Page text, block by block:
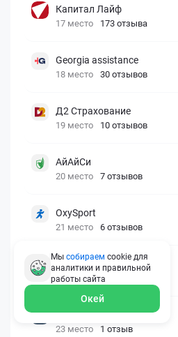
Капитал Лайф
17 место 173 отзыва
Georgia assistance
18 место 30 отзывов
Д2 Страхование
19 место 10 отзывов
АйАйСи
20 место 7 отзывов
OxySport
21 место 6 отзывов
ERGO AXA
22 место 2 отзыва
Oxy Travel Premium
23 место 1 отзыв
Мы собираем cookie для
аналитики и правильной
работы сайта
Окей